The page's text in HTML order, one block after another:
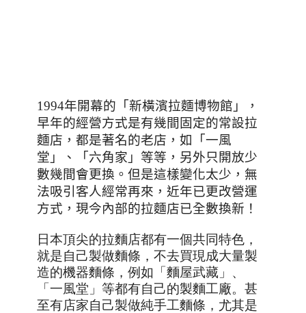
1994年開幕的 「新橫濱拉麵博物館」，
早年的經營方式是有幾間固定的常設拉
麵店 ，都是著名的老店，如「一風
堂」、「六角家」等等，另外只開放少
數幾間會更換。但是這樣變化太少，無
法吸引客人經常再來，近年已更改營運
方式，現今內部的拉麵店已全數換新！
日本頂尖的拉麵店都有一個共同特色 ，
就是自己製做麵條 ，不去買現成大量製
造的機器麵條 ，例如「麵屋武藏」、
「一風堂」等都有自己的製麵工廠。 甚
至有店家自己製做純手工麵條 ，尤其是